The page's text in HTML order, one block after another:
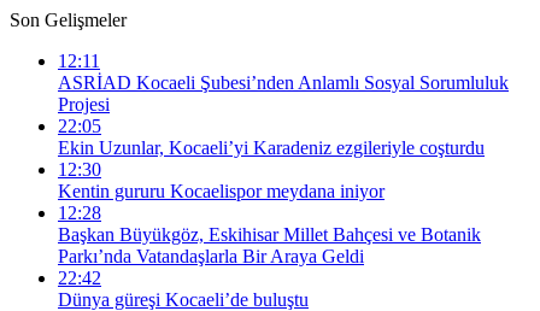
Son Gelişmeler
12:11
ASRİAD Kocaeli Şubesi’nden Anlamlı Sosyal Sorumluluk
Projesi
22:05
Ekin Uzunlar, Kocaeli’yi Karadeniz ezgileriyle coşturdu
12:30
Kentin gururu Kocaelispor meydana iniyor
12:28
Başkan Büyükgöz, Eskihisar Millet Bahçesi ve Botanik
Parkı’nda Vatandaşlarla Bir Araya Geldi
22:42
Dünya güreşi Kocaeli’de buluştu